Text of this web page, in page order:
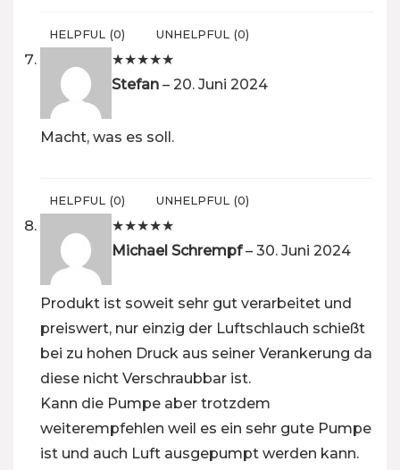
HELPFUL (0) UNHELPFUL (0)
★★★★★
Stefan – 20. Juni 2024
Macht, was es soll.
HELPFUL (0) UNHELPFUL (0)
★★★★★
Michael Schrempf– 30. Juni 2024
Produkt ist soweit sehr gut verarbeitet und
preiswert, nur einzig der Luftschlauch schießt
bei zu hohen Druck aus seiner Verankerung da
diese nicht Verschraubbar ist.
Kann die Pumpe aber trotzdem
weiterempfehlen weil es ein sehr gute Pumpe
ist und auch Luft ausgepumpt werden kann.